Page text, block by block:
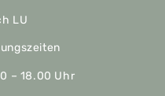
LU
– 18.00 Uhr